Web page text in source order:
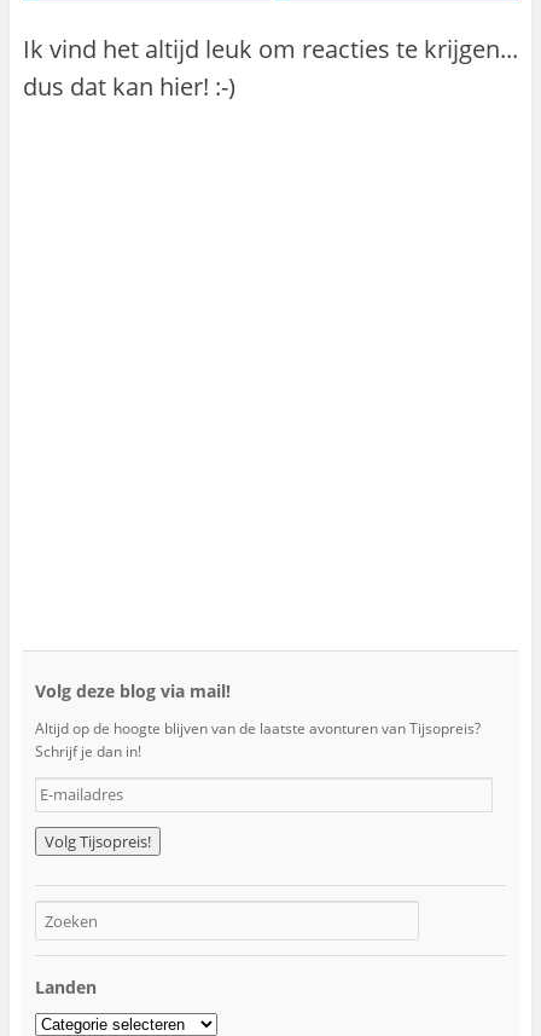
Ik vind het altijd leuk om reacties te krijgen...
dus dat kan hier! :-)
Volg deze blog via mail!
Altijd op de hoogte blijven van de laatste avonturen van Tijsopreis?
Schrijf je dan in!
E
-
m
a
i
l
e
s
Landen
Landen